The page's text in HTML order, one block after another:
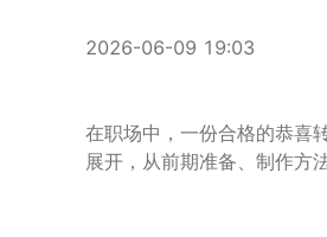
2026-06-09 19:03
在职场中，一份合格的恭喜
展开，从前期准备、制作方